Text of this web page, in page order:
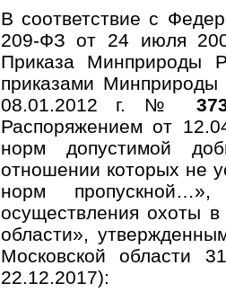
В соответствие с
209-ФЗ от 24 июля
Приказа
приказами
08.01.2012 г. №
Распоряжением от
норм допустимой
отношении которых не
норм
осуществления охоты в
области»,
Московской
22.12.2017):